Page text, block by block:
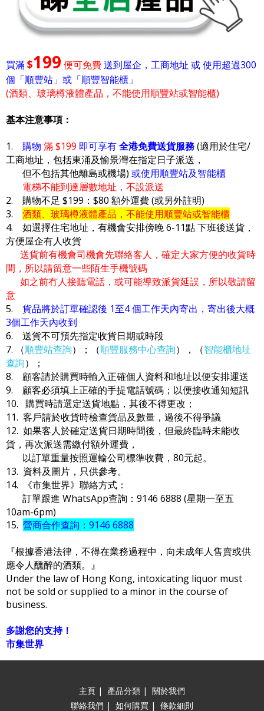
買滿$199 便可免費送到屋企，工商地址 或 使用超過300
個「順豐站」或「順豐智能櫃」
(酒類、玻璃樽液體產品，不能使用順豐站或智能櫃)
基本注意事項：
1. 購物 滿 $199 即可享有全港免費送貨服務(適用於住宅/
工商地址，包括東涌及愉景灣在指定日子派送，
但不包括其他離島或機場) 或使用順豐站及智能櫃
電梯不能到達層數地址，不設派送
2. 購物不足 $199：$80 額外運費 (或另外註明)
3. 酒類、玻璃樽液體產品，不能使用順豐站或智能櫃
4. 如選擇住宅地址，有機會安排傍晚 6-11點 下班後送貨，
方便屋企有人收貨
送貨前有機會司機會先聯絡客人，確定大家方便的收貨時
間，所以請留意一些陌生手機號碼
如之前冇人接聽電話，或可能導致派貨延誤，所以敬請留
意
5. 貨品將於訂單確認後 1至4 個工作天內寄出，寄出後大概
3個工作天內收到
6. 送貨不可預先指定收貨日期或時段
7. （順豐站查詢）；（順豐服務中心查詢），（智能櫃地址
查詢）；
8. 顧客請於購買時輸入正確個人資料和地址以便安排運送
9. 顧客必須填上正確的手提電話號碼；以便接收通知短訊
10. 購買時請選定送貨地點，其後不得更改；
11. 客戶請於收貨時檢查貨品及數量，過後不得爭議
12. 如果客人於確定送貨日期時間後，但最終臨時未能收
貨，再次派送需繳付額外運費，
以訂單重量按照運輸公司標準收費，80元起。
13. 資料及圖片，只供參考。
14. 《市集世界》聯絡方式：
訂單跟進 WhatsApp查詢：9146 6888 (星期一至五
10am-6pm)
15. 營商合作查詢：9146 6888
『根據香港法律，不得在業務過程中，向未成年人售賣或供
應令人醺醉的酒類。』
Under the law of Hong Kong, intoxicating liquor must
not be sold or supplied to a minor in the course of
business.
多謝您的支持！
市集世界
主頁 | 產品分類 | 關於我們
聯絡我們 | 如何購買 | 條款細則